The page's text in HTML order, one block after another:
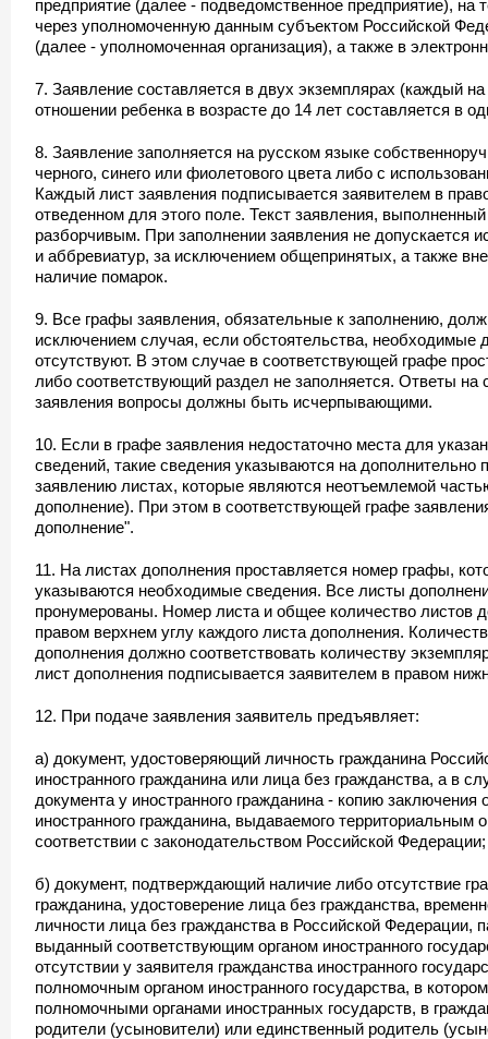
предприятие (далее - подведомственное предприятие), на
через уполномоченную данным субъектом Российской
(далее - уполномоченная организация), а также в
7. Заявление составляется в двух экземплярах (каждый
отношении ребенка в возрасте до 14 лет составляется в
8. Заявление заполняется на русском языке
черного, синего или фиолетового цвета либо с
Каждый лист заявления подписывается заявителем в
отведенном для этого поле. Текст заявления,
разборчивым. При заполнении заявления не допускается
и аббревиатур, за исключением общепринятых, а также
наличие помарок.
9. Все графы заявления, обязательные к заполнению,
исключением случая, если обстоятельства, необходимые
отсутствуют. В этом случае в соответствующей графе
либо соответствующий раздел не заполняется. Ответы
заявления вопросы должны быть исчерпывающими.
10. Если в графе заявления недостаточно места для
сведений, такие сведения указываются на дополнительно
заявлению листах, которые являются неотъемлемой
дополнение). При этом в соответствующей графе
дополнение".
11. На листах дополнения проставляется номер графы,
указываются необходимые сведения. Все листы
пронумерованы. Номер листа и общее количество листов
правом верхнем углу каждого листа дополнения.
дополнения должно соответствовать количеству
лист дополнения подписывается заявителем в правом
12. При подаче заявления заявитель предъявляет:
а) документ, удостоверяющий личность гражданина
иностранного гражданина или лица без гражданства, а в
документа у иностранного гражданина - копию заключения
иностранного гражданина, выдаваемого территориальным
соответствии с законодательством Российской Федерации;
б) документ, подтверждающий наличие либо отсутствие
гражданина, удостоверение лица без гражданства,
личности лица без гражданства в Российской Федерации,
выданный соответствующим органом иностранного
отсутствии у заявителя гражданства иностранного
полномочным органом иностранного государства, в
полномочными органами иностранных государств, в
родители (усыновители) или единственный родитель